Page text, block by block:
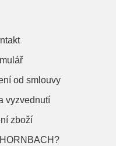
od smlouvy
vyzvednutí
zboží